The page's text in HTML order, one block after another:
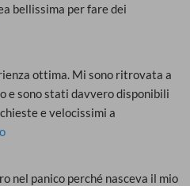
bellissima per fare dei
ottima. Mi sono ritrovata a
e sono stati davvero disponibili
e velocissimi a
nel panico perché nasceva il mio